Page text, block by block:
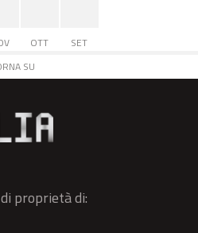
OTT
SET
SU
proprietà di: